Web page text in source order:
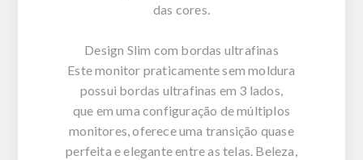
das cores.
Design Slim com bordas ultrafinas
Este monitor praticamente sem moldura
possui bordas ultrafinas em 3 lados,
que em uma configuração de múltiplos
monitores, oferece uma transição quase
perfeita e elegante entre as telas. Beleza,